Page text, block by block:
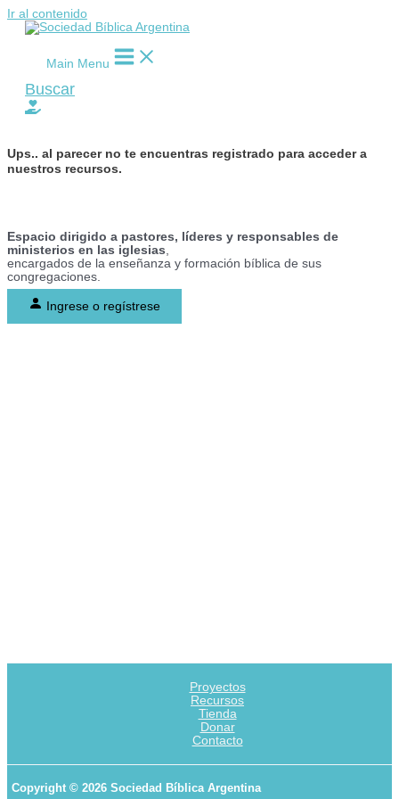
Ir al contenido
Main Menu
Buscar
Ups.. al parecer no te encuentras registrado para acceder a
nuestros recursos.
Espacio dirigido a pastores, líderes y responsables de
ministerios en las iglesias,
encargados de la enseñanza y formación bíblica de sus
congregaciones.
Ingrese o regístrese
Proyectos
Recursos
Tienda
Donar
Contacto
Copyright © 2026 Sociedad Bíblica Argentina